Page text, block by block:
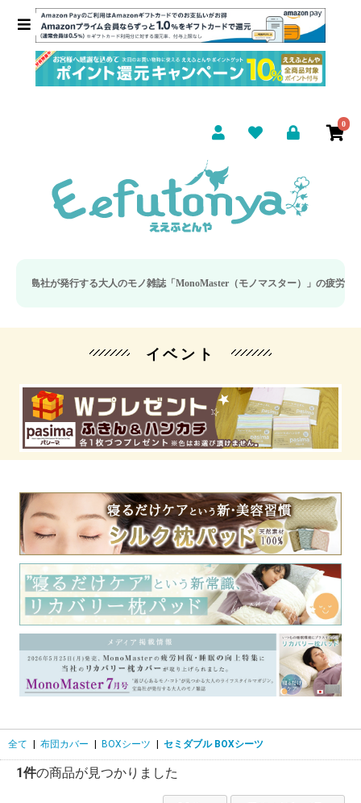
0
が発行する大人のモノ雑誌「MonoMaster（モノマスター）」の疲労回復・睡眠
イベント
全て 布団カバー BOXシーツ セミダブル BOXシーツ
1件の商品が見つかりました